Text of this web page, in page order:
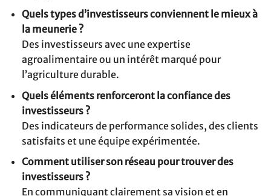
Quels types d’investisseurs conviennent le mieux à
la meunerie ?
Des investisseurs avec une expertise
agroalimentaire ou un intérêt marqué pour
l’agriculture durable.
Quels éléments renforceront la confiance des
investisseurs ?
Des indicateurs de performance solides, des clients
satisfaits et une équipe expérimentée.
Comment utiliser son réseau pour trouver des
investisseurs ?
En communiquant clairement sa vision et en